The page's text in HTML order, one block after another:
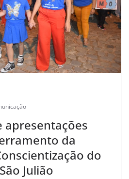
apresentações
da
do
Julião